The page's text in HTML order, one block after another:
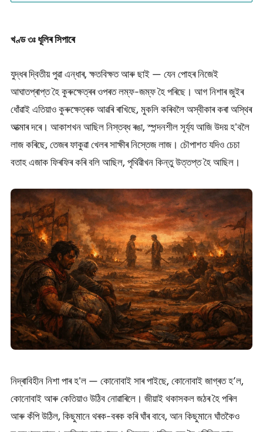
খণ্ড ৩ঃ ধূলিৰ সিপাৰে
যুদ্ধৰ দ্বিতীয় পুৱা এন্ধাৰ, ক্ষতবিক্ষত আৰু ছাই — যেন পোহৰ নিজেই
আঘাতপ্ৰাপ্ত হৈ কুৰুক্ষেত্ৰৰ ওপৰত লম্ফ-জম্ফ হৈ পৰিছে। আগ নিশাৰ জুইৰ
ধোঁৱাই এতিয়াও কুৰুক্ষেত্ৰক আৱৰি ৰাখিছে, মুকলি কৰিবলৈ অস্বীকাৰ কৰা অস্থিৰ
আত্মাৰ দৰে। আকাশখন আছিল নিস্তব্ধ ৰঙা, স্পন্দনশীল সূৰ্য্য আজি উদয় হ'বলৈ
লাজ কৰিছে, তেজৰ ফাকুৱা খেলৰ সাক্ষীৰ নিস্তেজ লাজ। চৌপাশত যদিও চেচা
বতাহ এজাক ফিৰফিৰ কৰি বলি আছিল, পৃথিৱীখন কিন্তু উত্তপ্ত হৈ আছিল।
নিদ্ৰাবিহীন নিশা পাৰ হ'ল — কোনোবাই সাৰ পাইছে, কোনোবাই জাগ্ৰত হ’ল,
কোনোবাই আৰু কেতিয়াও উঠিব নোৱাৰিলে। জীয়াই থকাসকল জঠৰ হৈ পৰিল
আৰু কঁপি উঠিল, কিছুমানে থৰক-বৰক কৰি ঘাঁৰ বাবে, আন কিছুমানে ঘাঁতকৈও